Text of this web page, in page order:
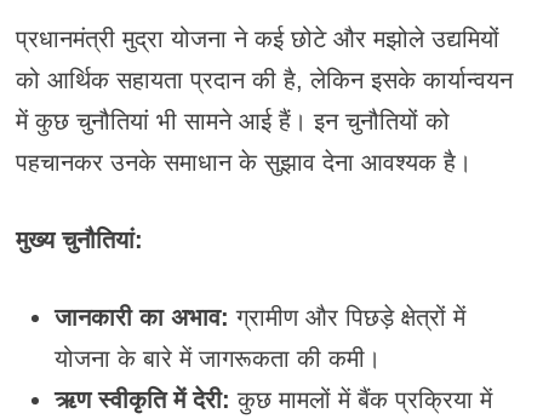
प्रधानमंत्री मुद्रा योजना ने कई छोटे और मझोले उद्यमियों
को आर्थिक सहायता प्रदान की है, लेकिन इसके कार्यान्वयन
में कुछ चुनौतियां भी सामने आई हैं। इन चुनौतियों को
पहचानकर उनके समाधान के सुझाव देना आवश्यक है।
मुख्य चुनौतियां:
जानकारी का अभाव:ग्रामीण और पिछड़े क्षेत्रों में
योजना के बारे में जागरूकता की कमी।
ऋण स्वीकृति में देरी:कुछ मामलों में बैंक प्रक्रिया में